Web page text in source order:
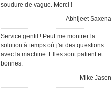
soudure de vague. Merci !
—— Abhijeet Saxena
Service gentil ! Peut me montrer la
solution à temps où j'ai des questions
avec la machine. Elles sont patient et
bonnes.
—— Mike Jasen